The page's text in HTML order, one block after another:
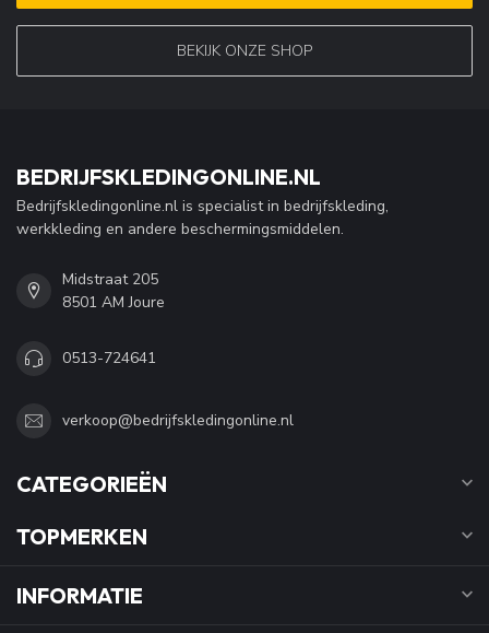
BEKIJK ONZE SHOP
BEDRIJFSKLEDINGONLINE.NL
Bedrijfskledingonline.nl is specialist in bedrijfskleding,
werkkleding en andere beschermingsmiddelen.
Midstraat 205
8501 AM Joure
0513-724641
verkoop@bedrijfskledingonline.nl
CATEGORIEËN
TOPMERKEN
INFORMATIE